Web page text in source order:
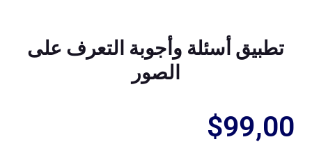
تطبيق أسئلة وأجوبة التعرف على
الصور
$99,00